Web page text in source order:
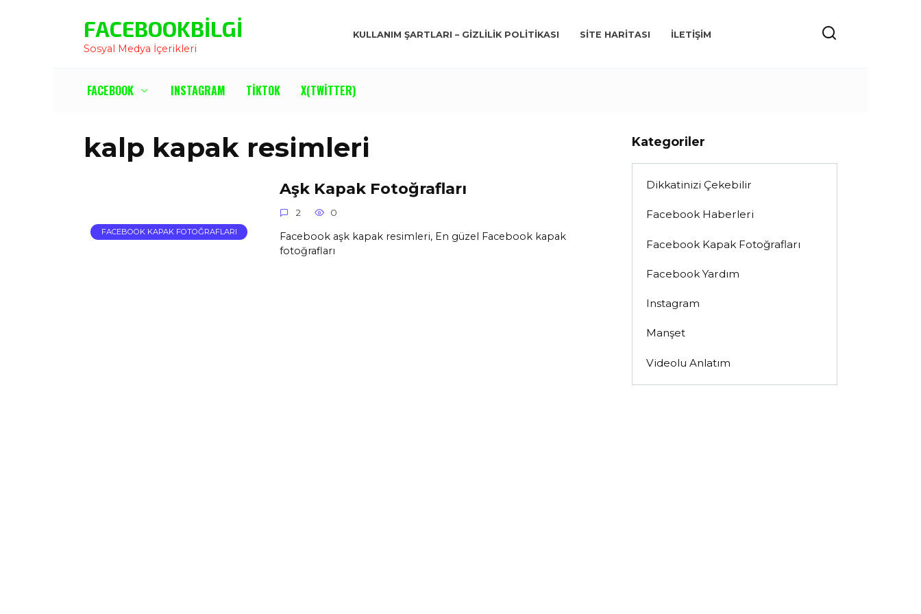
FACEBOOKBILGI
Sosyal Medya İçerikleri
KULLANIM ŞARTLARI – GIZLILIK POLITIKASI SITE HARITASI İLETIŞIM
FACEBOOK INSTAGRAM TIKTOK X(TWITTER)
kalp kapak resimleri
FACEBOOK KAPAK FOTOĞRAFLARI
Aşk Kapak Fotoğrafları
2 0
Facebook aşk kapak resimleri, En güzel Facebook kapak
fotoğrafları
Kategoriler
Dikkatinizi Çekebilir
Facebook Haberleri
Facebook Kapak Fotoğrafları
Facebook Yardım
Instagram
Manşet
Videolu Anlatım